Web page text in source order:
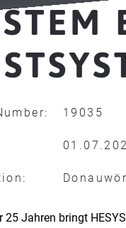
19035
25 Jahren bringt